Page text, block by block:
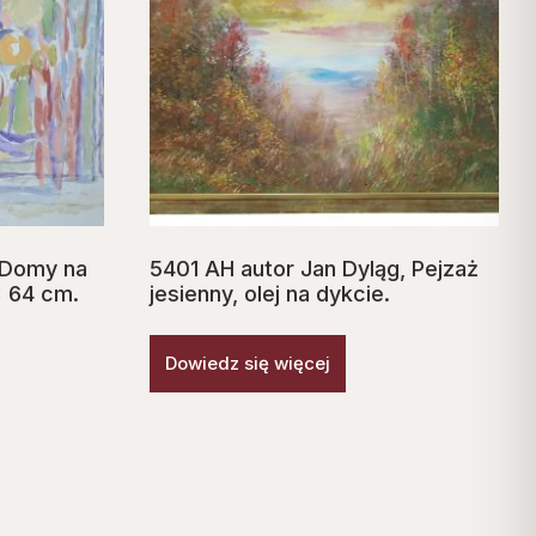
na
64 cm.
5401 AH autor Jan Dyląg, Pejzaż
jesienny, olej na dykcie.
Dowiedz się więcej